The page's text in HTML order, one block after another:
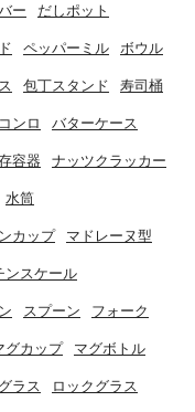
ー だしポット
ペッパーミル ボウル
包丁スタンド 寿司桶
ンロ バターケース
容器 ナッツクラッカー
水筒
カップ マドレーヌ型
ンスケール
スプーン フォーク
グカップ マグボトル
ラス ロックグラス